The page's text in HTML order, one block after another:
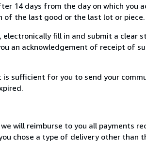
14 days from the day on which
of the last good or the last lot or piece.
fill in and submit a clear
an acknowledgement of receipt of
sufficient for you to send your
will reimburse to you all payments
chose a type of delivery other than